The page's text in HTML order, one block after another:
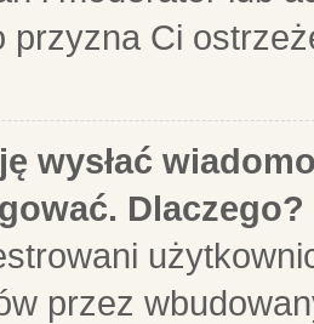
przyzna Ci
wysłać
Dlaczego?
przez